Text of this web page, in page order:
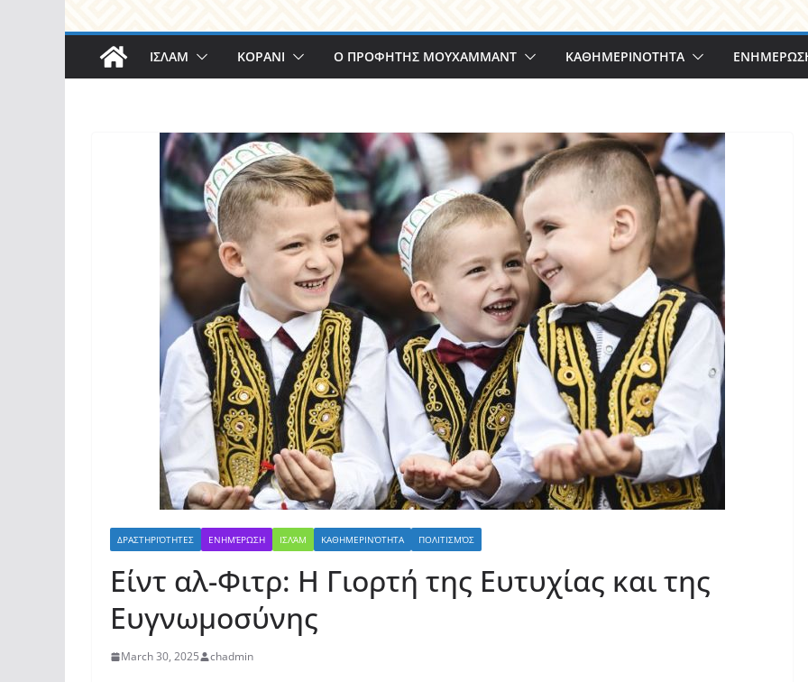
ΙΣΛΑΜ ΚΟΡΑΝΙ Ο ΠΡΟΦΗΤΗΣ ΜΟΥΧΑΜΜΑΝΤ ΚΑΘΗΜΕΡΙΝΟΤΗΤΑ
ΔΡΑΣΤΗΡΙΌΤΗΤΕΣ ΕΝΗΜΈΡΩΣΗ ΙΣΛΆΜ ΚΑΘΗΜΕΡΙΝΌΤΗΤΑ ΠΟΛΙΤΙΣΜΌΣ
Είντ αλ-Φιτρ: Η Γιορτή της Ευτυχίας και της
Ευγνωμοσύνης
March 30, 2025 chadmin